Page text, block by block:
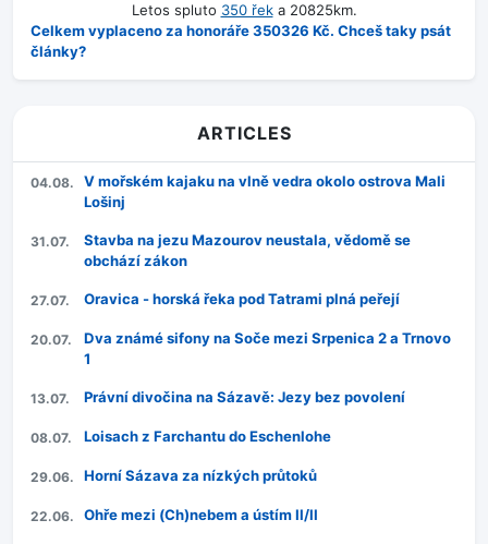
Letos spluto 350 řeka 20825km.
Celkem vyplaceno za honoráře 350326 Kč. Chceš taky psát
články?
ARTICLES
04.08.
V mořském kajaku na vlně vedra okolo ostrova Mali
Lošinj
31.07.
Stavba na jezu Mazourov neustala, vědomě se
obchází zákon
27.07. Oravica - horská řeka pod Tatrami plná peřejí
20.07.
Dva známé sifony na Soče mezi Srpenica 2 a Trnovo
1
13.07. Právní divočina na Sázavě: Jezy bez povolení
08.07. Loisach z Farchantu do Eschenlohe
29.06. Horní Sázava za nízkých průtoků
22.06. Ohře mezi (Ch)nebem a ústím II/II